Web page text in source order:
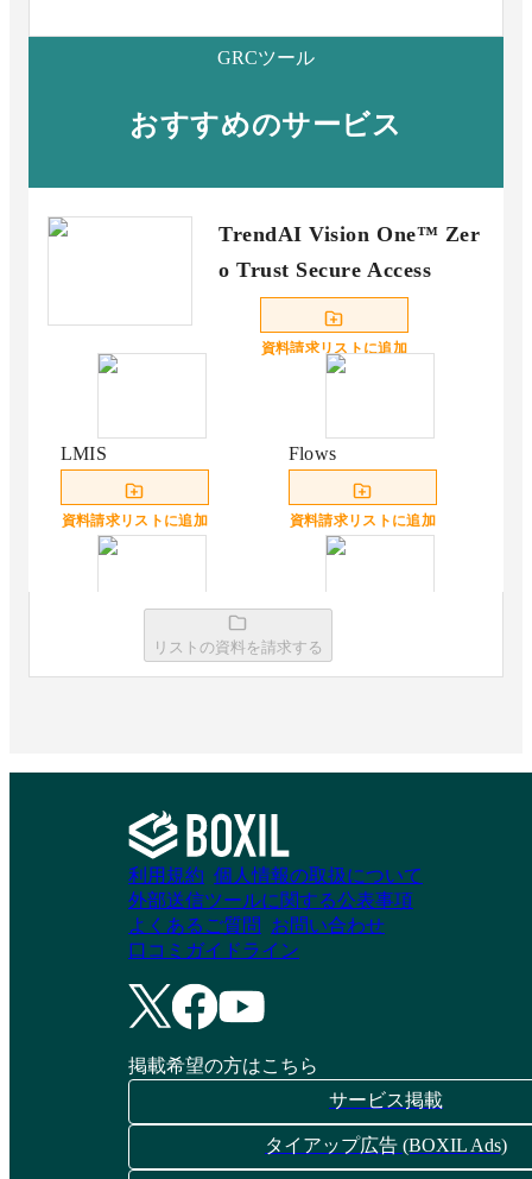
GRCツール
おすすめのサービス
TrendAI Vision One™ Zer
o Trust Secure Access
資料請求リストに追加
LMIS
資料請求リストに追加
Flows
資料請求リストに追加
One™ Security
One™ Cyber Risk
SBOM Archi（脆弱
性リスク管理ツー
ComCheck
リストの資料を請求する
利用規約 個人情報の取扱について
外部送信ツールに関する公表事項
よくあるご質問
お問い合わせ
口コミガイドライン
掲載希望の方はこちら
サービス掲載
タイアップ広告 (BOXIL Ads)